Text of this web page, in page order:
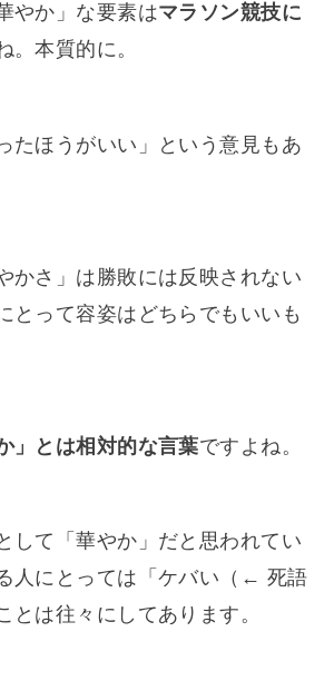
やか」な要素はマラソン競技に
。本質的に。
たほうがいい」という意見もあ
かさ」は勝敗には反映されない
とって容姿はどちらでもいいも
」とは相対的な言葉ですよね。
して「華やか」だと思われてい
人にとっては「ケバい（← 死語
とは往々にしてあります。